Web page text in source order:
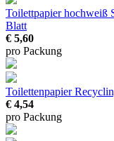
Toilettpapier hochweiß
Blatt
€ 5,60
pro Packung
Toilettenpapier
€ 4,54
pro Packung